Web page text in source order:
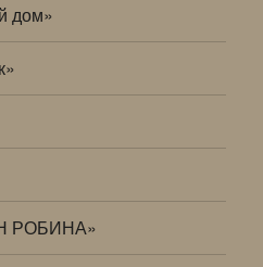
дом»
РОБИНА»